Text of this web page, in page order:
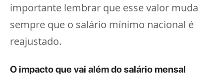
importante lembrar que esse valor muda
sempre que o salário mínimo nacional é
reajustado.
O impacto que vai além do salário mensal